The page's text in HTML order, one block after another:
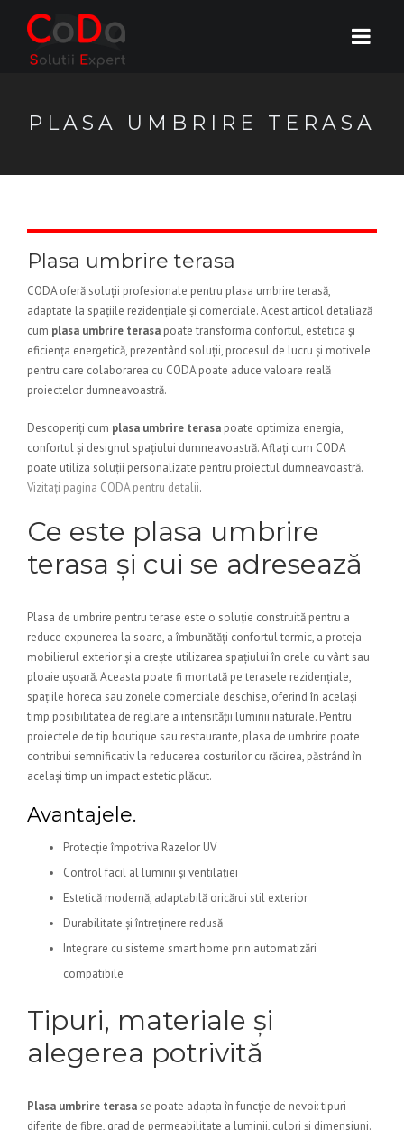
PLASA UMBRIRE TERASA
Plasa umbrire terasa
CODA oferă soluții profesionale pentru plasa umbrire terasă,
adaptate la spațiile rezidențiale și comerciale. Acest articol detaliază
cum plasa umbrire terasa poate transforma confortul, estetica și
eficiența energetică, prezentând soluții, procesul de lucru și motivele
pentru care colaborarea cu CODA poate aduce valoare reală
proiectelor dumneavoastră.
Descoperiți cum plasa umbrire terasa poate optimiza energia,
confortul și designul spațiului dumneavoastră. Aflați cum CODA
poate utiliza soluții personalizate pentru proiectul dumneavoastră.
Vizitați pagina CODA pentru detalii.
Ce este plasa umbrire
terasa și cui se adresează
Plasa de umbrire pentru terase este o soluție construită pentru a
reduce expunerea la soare, a îmbunătăți confortul termic, a proteja
mobilierul exterior și a crește utilizarea spațiului în orele cu vânt sau
ploaie ușoară. Aceasta poate fi montată pe terasele rezidențiale,
spațiile horeca sau zonele comerciale deschise, oferind în același
timp posibilitatea de reglare a intensității luminii naturale. Pentru
proiectele de tip boutique sau restaurante, plasa de umbrire poate
contribui semnificativ la reducerea costurilor cu răcirea, păstrând în
același timp un impact estetic plăcut.
Avantajele.
Protecție împotriva Razelor UV
Control facil al luminii și ventilației
Estetică modernă, adaptabilă oricărui stil exterior
Durabilitate și întreținere redusă
Integrare cu sisteme smart home prin automatizări
compatibile
Tipuri, materiale și
alegerea potrivită
Plasa umbrire terasase poate adapta în funcție de nevoi: tipuri
diferite de fibre, grad de permeabilitate a luminii, culori și dimensiuni.